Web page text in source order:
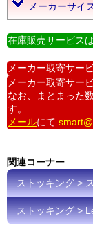
メーカーサイ
在庫販売サービス
メーカー取寄サー
メーカー取寄サー
なお、まとまった
す。
メールにて
関連コーナー
ストッキング >
ストッキング >